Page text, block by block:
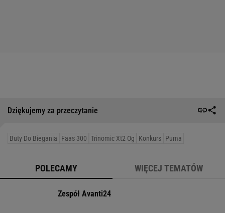
Dziękujemy za przeczytanie
Buty Do Biegania Faas 300 Trinomic Xt2 Og Konkurs Puma
POLECAMY WIĘCEJ TEMATÓW
Zespół Avanti24